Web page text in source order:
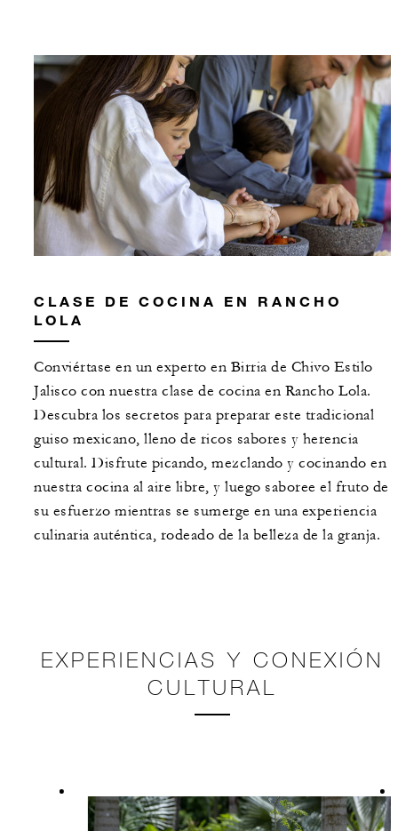
CLASE DE COCINA EN RANCHO
LOLA
Conviértase en un experto en Birria de Chivo Estilo
Jalisco con nuestra clase de cocina en Rancho Lola.
Descubra los secretos para preparar este tradicional
guiso mexicano, lleno de ricos sabores y herencia
cultural. Disfrute picando, mezclando y cocinando en
nuestra cocina al aire libre, y luego saboree el fruto de
su esfuerzo mientras se sumerge en una experiencia
culinaria auténtica, rodeado de la belleza de la granja.
EXPERIENCIAS Y CONEXIÓN
CULTURAL